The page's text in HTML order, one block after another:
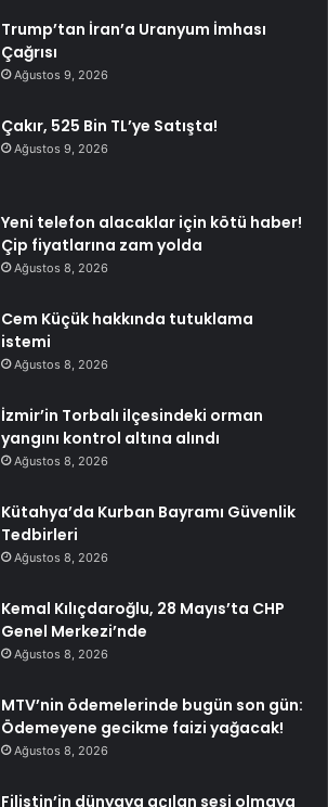
Trump’tan İran’a Uranyum İmhası
Çağrısı
Ağustos 9, 2026
Çakır, 525 Bin TL’ye Satışta!
Ağustos 9, 2026
Yeni telefon alacaklar için kötü haber!
Çip fiyatlarına zam yolda
Ağustos 8, 2026
Cem Küçük hakkında tutuklama
istemi
Ağustos 8, 2026
İzmir’in Torbalı ilçesindeki orman
yangını kontrol altına alındı
Ağustos 8, 2026
Kütahya’da Kurban Bayramı Güvenlik
Tedbirleri
Ağustos 8, 2026
Kemal Kılıçdaroğlu, 28 Mayıs’ta CHP
Genel Merkezi’nde
Ağustos 8, 2026
MTV’nin ödemelerinde bugün son gün:
Ödemeyene gecikme faizi yağacak!
Ağustos 8, 2026
Filistin’in dünyaya açılan sesi olmaya